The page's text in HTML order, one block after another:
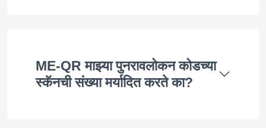
ME-QR माझ्या पुनरावलोकन कोडच्या
स्कॅनची संख्या मर्यादित करते का?